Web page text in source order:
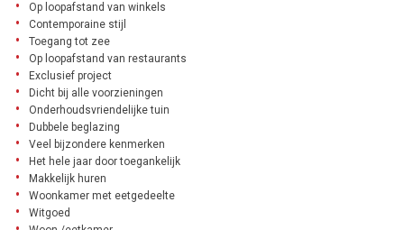
Op loopafstand van winkels
Contemporaine stijl
Toegang tot zee
Op loopafstand van restaurants
Exclusief project
Dicht bij alle voorzieningen
Onderhoudsvriendelijke tuin
Dubbele beglazing
Veel bijzondere kenmerken
Het hele jaar door toegankelijk
Makkelijk huren
Woonkamer met eetgedeelte
Witgoed